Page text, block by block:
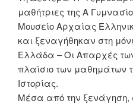
μαθήτριες της Α
Μουσείο Αρχαίας
και ξεναγήθηκαν στη
Ελλάδα – Οι Απαρχές
πλαίσιο των μαθημάτων
Ιστορίας.
Μέσα από την ξενάγηση,